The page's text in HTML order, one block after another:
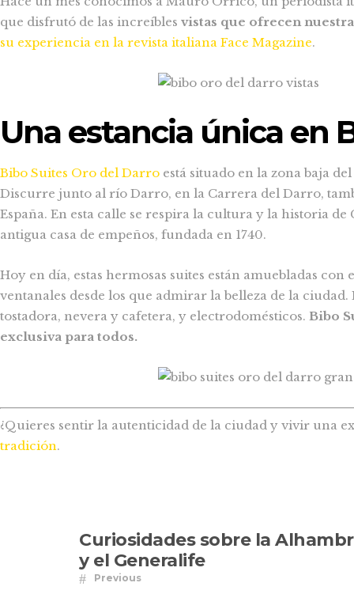
que disfrutó de las increíbles vistas que ofrecen
su experiencia en la revista italiana Face Magazine.
Una estancia única en
Bibo Suites Oro del Darro está situado en la zona baja
Discurre junto al río Darro, en la Carrera del Darro,
España. En esta calle se respira la cultura y la historia
antigua casa de empeños, fundada en 1740.
Hoy en día, estas hermosas suites están amuebladas
ventanales desde los que admirar la belleza de la
tostadora, nevera y cafetera, y electrodomésticos. Bibo
exclusiva para todos.
¿Quieres sentir la autenticidad de la ciudad y vivir una
tradición.
Curiosidades sobre la
y el Generalife
Previous